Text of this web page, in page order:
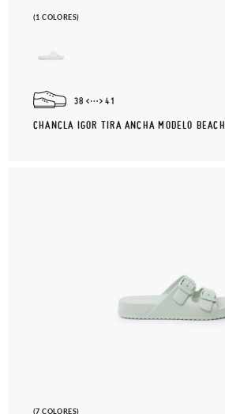
(1 COLORES)
38 41
CHANCLA IGOR TIRA ANCHA MODELO BEACH
(7 COLORES)